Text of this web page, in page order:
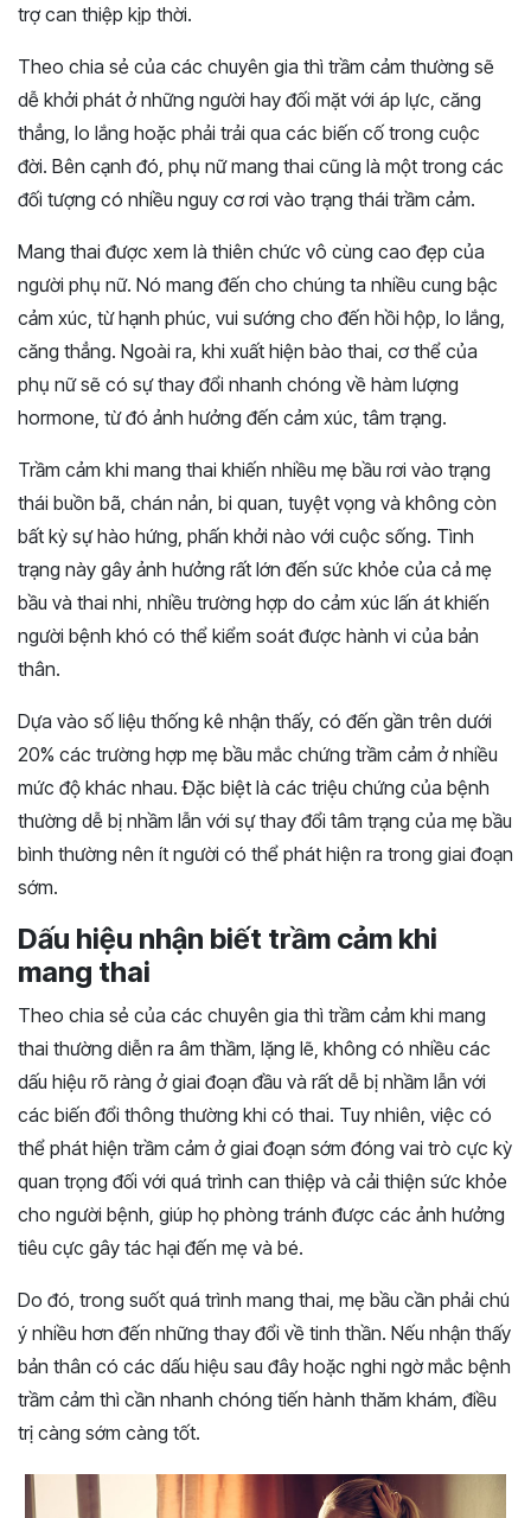
trợ can thiệp kịp thời.
Theo chia sẻ của các chuyên gia thì trầm cảm thường sẽ
dễ khởi phát ở những người hay đối mặt với áp lực, căng
thẳng, lo lắng hoặc phải trải qua các biến cố trong cuộc
đời. Bên cạnh đó, phụ nữ mang thai cũng là một trong các
đối tượng có nhiều nguy cơ rơi vào trạng thái trầm cảm.
Mang thai được xem là thiên chức vô cùng cao đẹp của
người phụ nữ. Nó mang đến cho chúng ta nhiều cung bậc
cảm xúc, từ hạnh phúc, vui sướng cho đến hồi hộp, lo lắng,
căng thẳng. Ngoài ra, khi xuất hiện bào thai, cơ thể của
phụ nữ sẽ có sự thay đổi nhanh chóng về hàm lượng
hormone, từ đó ảnh hưởng đến cảm xúc, tâm trạng.
Trầm cảm khi mang thai khiến nhiều mẹ bầu rơi vào trạng
thái buồn bã, chán nản, bi quan, tuyệt vọng và không còn
bất kỳ sự hào hứng, phấn khởi nào với cuộc sống. Tình
trạng này gây ảnh hưởng rất lớn đến sức khỏe của cả mẹ
bầu và thai nhi, nhiều trường hợp do cảm xúc lấn át khiến
người bệnh khó có thể kiểm soát được hành vi của bản
thân.
Dựa vào số liệu thống kê nhận thấy, có đến gần trên dưới
20% các trường hợp mẹ bầu mắc chứng trầm cảm ở nhiều
mức độ khác nhau. Đặc biệt là các triệu chứng của bệnh
thường dễ bị nhầm lẫn với sự thay đổi tâm trạng của mẹ bầu
bình thường nên ít người có thể phát hiện ra trong giai đoạn
sớm.
Dấu hiệu nhận biết trầm cảm khi
mang thai
Theo chia sẻ của các chuyên gia thì trầm cảm khi mang
thai thường diễn ra âm thầm, lặng lẽ, không có nhiều các
dấu hiệu rõ ràng ở giai đoạn đầu và rất dễ bị nhầm lẫn với
các biến đổi thông thường khi có thai. Tuy nhiên, việc có
thể phát hiện trầm cảm ở giai đoạn sớm đóng vai trò cực kỳ
quan trọng đối với quá trình can thiệp và cải thiện sức khỏe
cho người bệnh, giúp họ phòng tránh được các ảnh hưởng
tiêu cực gây tác hại đến mẹ và bé.
Do đó, trong suốt quá trình mang thai, mẹ bầu cần phải chú
ý nhiều hơn đến những thay đổi về tinh thần. Nếu nhận thấy
bản thân có các dấu hiệu sau đây hoặc nghi ngờ mắc bệnh
trầm cảm thì cần nhanh chóng tiến hành thăm khám, điều
trị càng sớm càng tốt.